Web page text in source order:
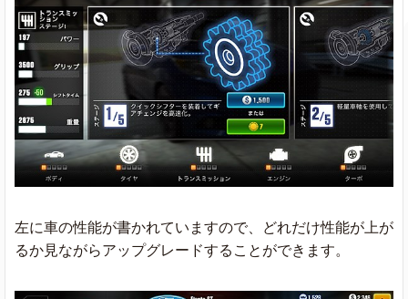
左に車の性能が書かれていますので、どれだけ性能が上が
るか見ながらアップグレードすることができます。